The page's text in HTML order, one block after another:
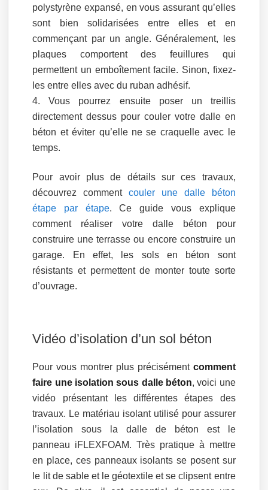
polystyrène expansé, en vous assurant qu’elles
sont bien solidarisées entre elles et en
commençant par un angle. Généralement, les
plaques comportent des feuillures qui
permettent un emboîtement facile. Sinon, fixez-
les entre elles avec du ruban adhésif.
Vous pourrez ensuite poser un treillis
directement dessus pour couler votre dalle en
béton et éviter qu’elle ne se craquelle avec le
temps.
Pour avoir plus de détails sur ces travaux,
découvrez commentcouler une dalle béton
étape par étape. Ce guide vous explique
comment réaliser votre dalle béton pour
construire une terrasse ou encore construire un
garage. En effet, les sols en béton sont
résistants et permettent de monter toute sorte
d’ouvrage.
Vidéo d’isolation d’un sol béton
Pour vous montrer plus précisément comment
faire une isolation sous dalle béton, voici une
vidéo présentant les différentes étapes des
travaux. Le matériau isolant utilisé pour assurer
l’isolation sous la dalle de béton est le
panneau iFLEXFOAM. Très pratique à mettre
en place, ces panneaux isolants se posent sur
le lit de sable et le géotextile et se clipsent entre